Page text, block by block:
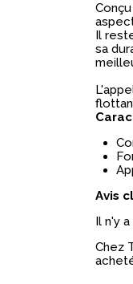
Il
sa
Avis
Il n'y
Chez